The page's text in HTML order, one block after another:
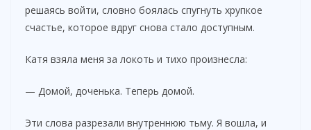
решаясь войти, словно боялась спугнуть хрупкое
счастье, которое вдруг снова стало доступным.
Катя взяла меня за локоть и тихо произнесла:
— Домой, доченька. Теперь домой.
Эти слова разрезали внутреннюю тьму. Я вошла, и